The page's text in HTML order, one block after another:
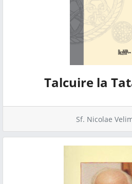
Talcuire la
Sf. Nicolae